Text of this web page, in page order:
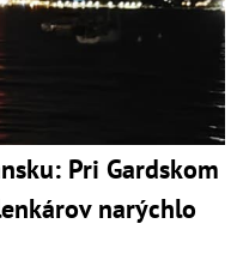
Pri Gardskom
narýchlo